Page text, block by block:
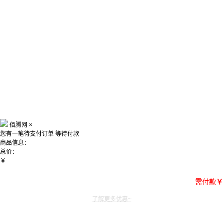
佰腾网 ×
您有一笔待支付订单 等待付款
商品信息：
总价：
￥
需付款￥
了解更多优惠~